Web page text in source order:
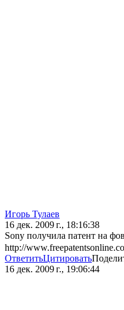
Игорь Тулаев
16 дек. 2009 г., 18:16:38
Sony получила патент на
http://
ОтветитьЦитировать
16 дек. 2009 г., 19:06:44